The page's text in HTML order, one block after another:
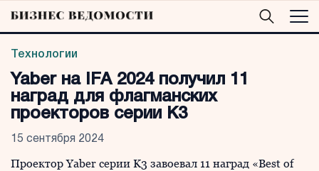
Технологии
Yaber на IFA 2024 получил 11
наград для флагманских
проекторов серии K3
15 сентября 2024
Проектор Yaber серии K3 завоевал 11 наград «Best of